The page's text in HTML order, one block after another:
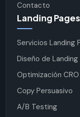
Contacto
Landing Pages
Servicios Landing
Diseño de Landing
Optimización CRO
Copy Persuasivo
A/B Testing